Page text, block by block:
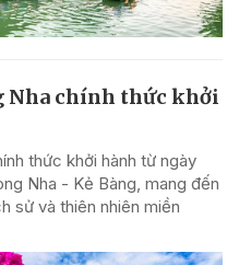
Nha chính thức khởi
thức khởi hành từ ngày
Nha - Kẻ Bàng, mang đến
sử và thiên nhiên miền